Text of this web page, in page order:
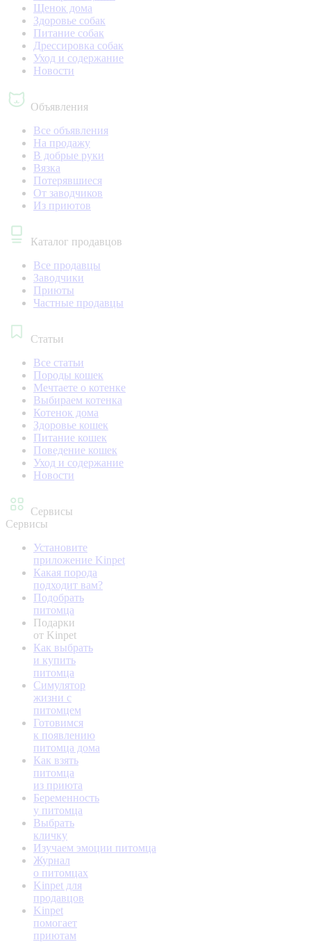
Щенок дома
Здоровье собак
Питание собак
Дрессировка собак
Уход и содержание
Новости
Объявления
Все объявления
На продажу
В добрые руки
Вязка
Потерявшиеся
От заводчиков
Из приютов
Каталог продавцов
Все продавцы
Заводчики
Приюты
Частные продавцы
Статьи
Все статьи
Породы кошек
Мечтаете о котенке
Выбираем котенка
Котенок дома
Здоровье кошек
Питание кошек
Поведение кошек
Уход и содержание
Новости
Сервисы
Сервисы
Установите
приложение Kinpet
Какая порода
подходит вам?
Подобрать
питомца
Подарки
от Kinpet
Как выбрать
и купить
питомца
Симулятор
жизни с
питомцем
Готовимся
к появлению
питомца дома
Как взять
питомца
из приюта
Беременность
у питомца
Выбрать
кличку
Изучаем эмоции питомца
Журнал
о питомцах
Kinpet для
продавцов
Kinpet
помогает
приютам